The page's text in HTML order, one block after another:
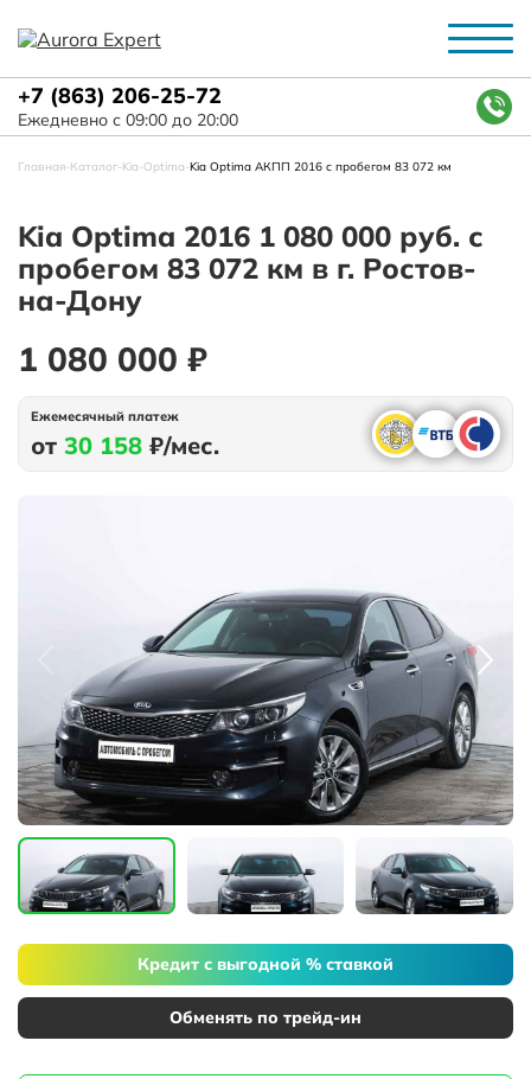
+7 (863) 206-25-72
Ежедневно с 09:00 до 20:00
Главная-Каталог-Kia-Optima-Kia Optima АКПП 2016 с пробегом 83 072 км
Kia Optima 2016 1 080 000 руб. с
пробегом 83 072 км в г. Ростов-
на-Дону
1 080 000 ₽
Ежемесячный платеж
от 30 158 ₽/мес.
Кредит с выгодной % ставкой
Обменять по трейд-ин